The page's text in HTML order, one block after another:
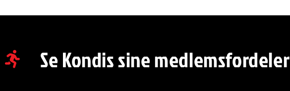
Se Kondis sine medlemsfordeler